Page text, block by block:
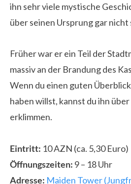
ihn sehr viele mystische
über seinen Ursprung gar
Früher war er ein Teil der
massiv an der Brandung des
Wenn du einen guten
haben willst, kannst du ihn
erklimmen.
Eintritt: 10 AZN (ca. 5,30 Euro)
Öffnungszeiten: 9 – 18 Uhr
Adresse: Maiden Tower